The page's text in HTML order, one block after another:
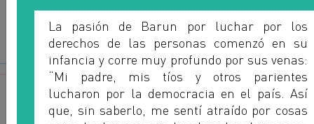
La pasión de Barun por luchar por los
derechos de las personas comenzó en su
infancia y corre muy profundo por sus venas:
“Mi padre, mis tíos y otros parientes
lucharon por la democracia en el país. Así
que, sin saberlo, me sentí atraído por cosas